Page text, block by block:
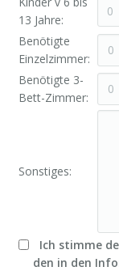
13 Jahre:
Benötigte
Einzelzimmer:
Benötigte 3-
Bett-Zimmer:
Sonstiges:
Ich stimme
den in den